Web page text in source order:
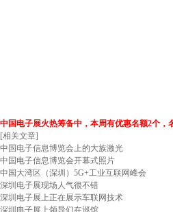
中国电子展火热筹备中，本周有优惠名额2个，
[相关文章]
中国电子信息博览会上的大族激光
中国电子信息博览会开幕式照片
中国大湾区（深圳）5G+工业互联网峰会
深圳电子展现场人气很不错
深圳电子展上正在展示车联网技术
深圳电子展上领导们在巡馆